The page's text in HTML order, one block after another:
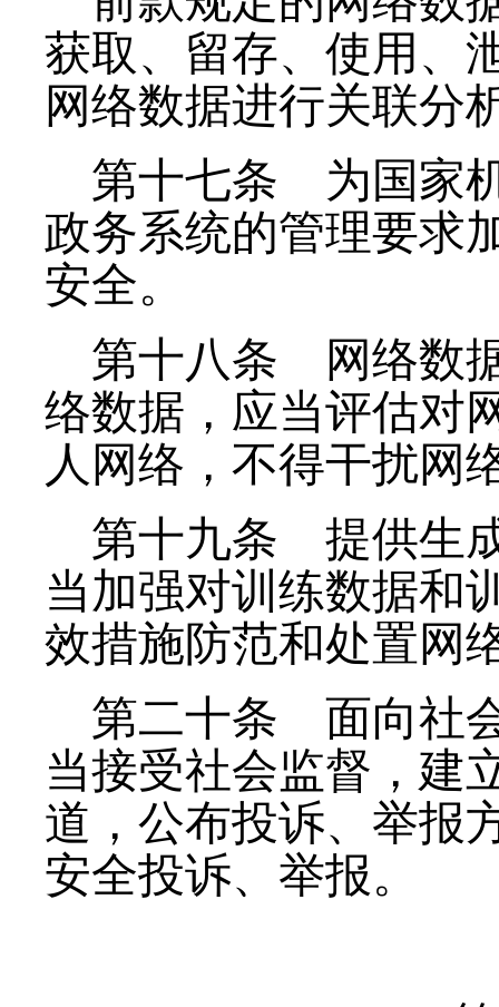
获取、留存、使用、
网络数据进行关联分
第十七条 为国家
政务系统的管理要求
安全。
第十八条 网络数
络数据，应当评估对
人网络，不得干扰网
第十九条 提供生
当加强对训练数据和
效措施防范和处置网
第二十条 面向社
当接受社会监督，建
道，公布投诉、举报
安全投诉、举报。